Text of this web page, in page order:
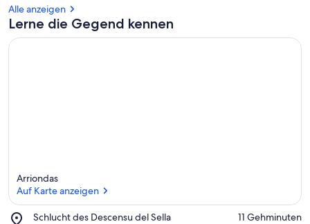
Alle anzeigen
Lerne die Gegend kennen
Arriondas
Auf Karte anzeigen
Schlucht des Descensu del Sella
Place,
‪11 Gehminuten‬